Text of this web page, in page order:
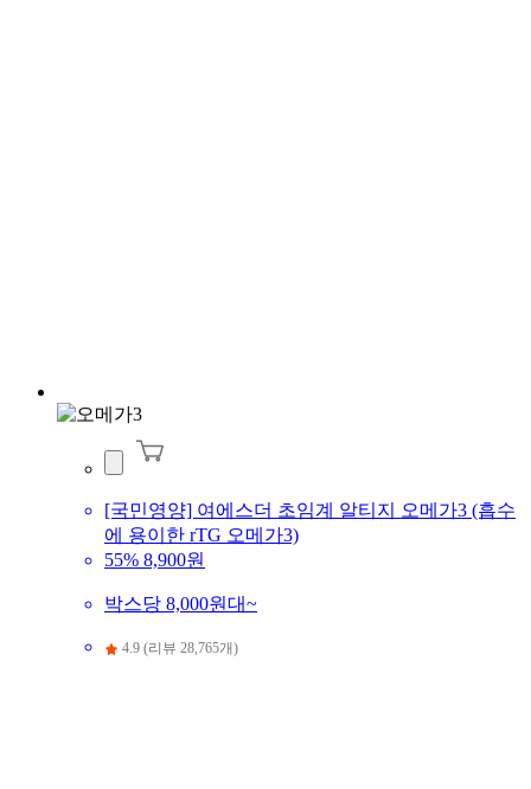
[국민영양] 여에스더 초임계 알티지 오메가3 (흡수
에 용이한 rTG 오메가3)
55% 8,900원
박스당 8,000원대~
4.9 (리뷰 28,765개)